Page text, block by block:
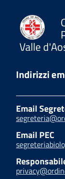
Valle
Indirizzi
Email
Email PEC